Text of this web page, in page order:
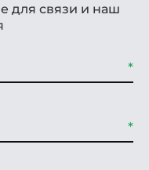
для связи и наш